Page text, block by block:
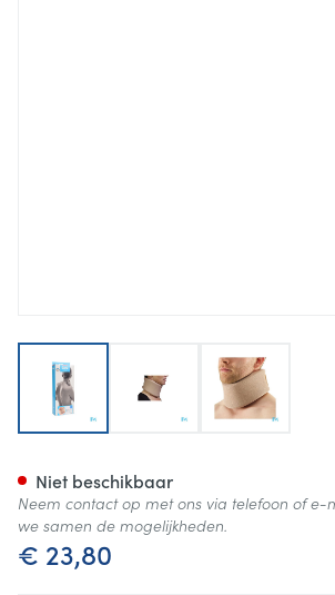
View larger image
View
€ 23,80
Niet beschikbaar
Neem contact op met ons via telefoon of e-
we samen de mogelijkheden.